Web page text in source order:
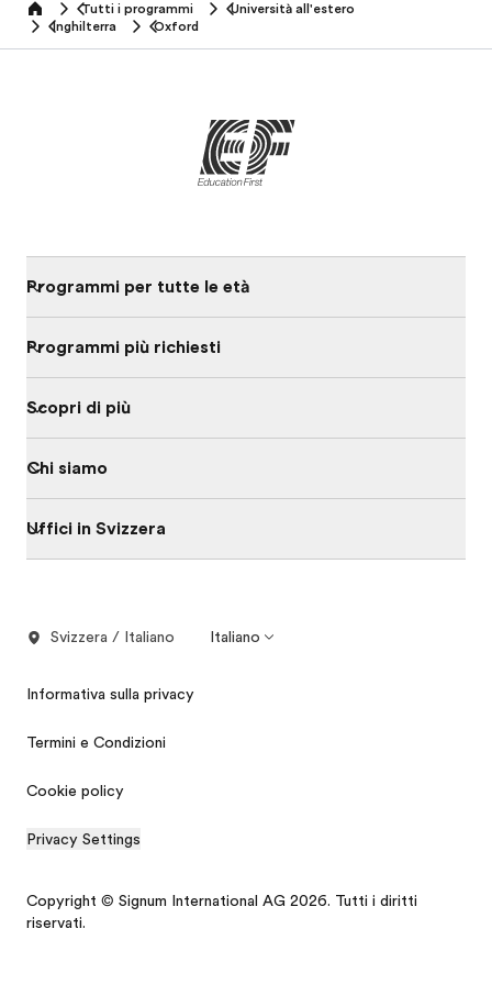
home Tutti i programmi
Università all'estero
Inghilterra
Oxford
Programmi per tutte le età
Programmi più richiesti
Scopri di più
Chi siamo
Uffici in Svizzera
Svizzera / Italiano Italiano
Informativa sulla privacy
Termini e Condizioni
Cookie policy
Privacy Settings
Copyright © Signum International AG 2026. Tutti i diritti
riservati.